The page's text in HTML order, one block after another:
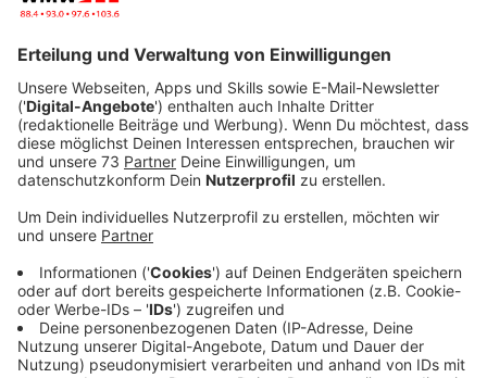
Anzeige
Copy & Paste
Anzeige
Sachen kopieren und einfügen. Geht mit der
Kombination "Steuerung+C" und "Steuerung+V", das
wissen viele. Aber: "Windows-Taste+V" öffnet die
neue Zwischenablage.
Dann gibt es eine Liste mit den Dingen, die vorher
schon mal kopiert wurden. Daraus kann man dann